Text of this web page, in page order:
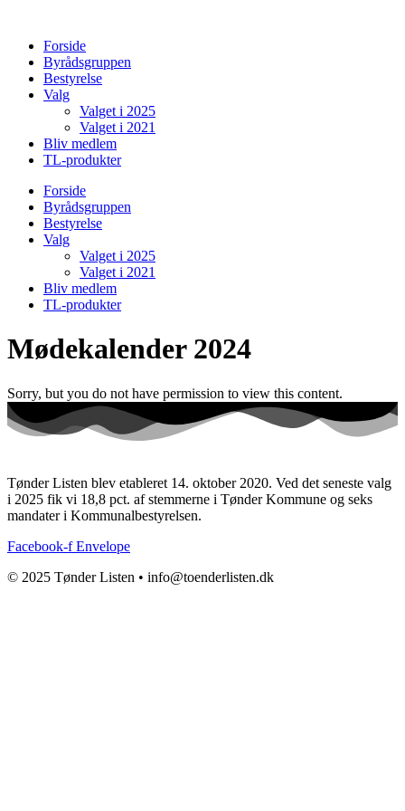
indholdForside
Byrådsgruppen
Bestyrelse
Valg
Valget i 2025
Valget i 2021
Bliv medlem
TL-produkter
Forside
Byrådsgruppen
Bestyrelse
Valg
Valget i 2025
Valget i 2021
Bliv medlem
TL-produkter
Mødekalender 2024
Sorry, but you do not have permission to view this content.
Tønder Listen blev etableret 14. oktober 2020. Ved det seneste valg
i 2025 fik vi 18,8 pct. af stemmerne i Tønder Kommune og seks
mandater i Kommunalbestyrelsen.
Facebook-f Envelope
© 2025 Tønder Listen • info@toenderlisten.dk